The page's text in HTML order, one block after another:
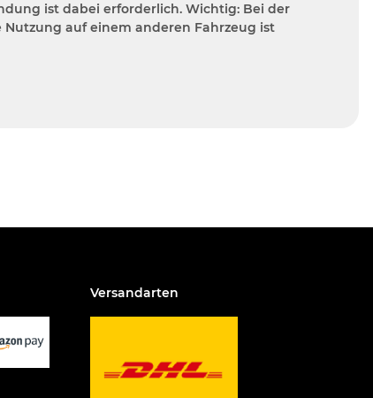
ist dabei erforderlich. Wichtig: Bei der
auf einem anderen Fahrzeug ist
Versandarten